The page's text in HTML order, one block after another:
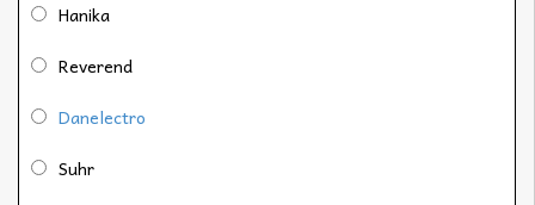
Hanika
Reverend
Danelectro
Suhr